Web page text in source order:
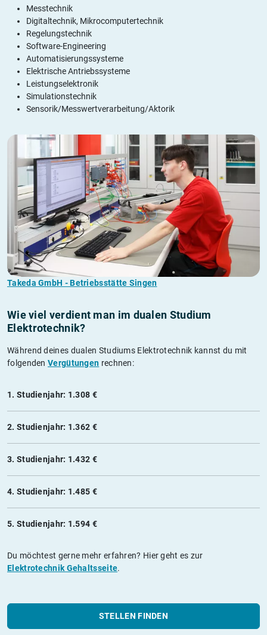
Messtechnik
Digitaltechnik, Mikrocomputertechnik
Regelungstechnik
Software-Engineering
Automatisierungssysteme
Elektrische Antriebssysteme
Leistungselektronik
Simulationstechnik
Sensorik/Messwertverarbeitung/Aktorik
Takeda GmbH - Betriebsstätte Singen
Wie viel verdient man im dualen Studium
Elektrotechnik?
Während deines dualen Studiums Elektrotechnik kannst du mit
folgenden Vergütungen rechnen:
1. Studienjahr: 1.308 €
2. Studienjahr: 1.362 €
3. Studienjahr: 1.432 €
4. Studienjahr: 1.485 €
5. Studienjahr: 1.594 €
Du möchtest gerne mehr erfahren? Hier geht es zur
Elektrotechnik Gehaltsseite.
STELLEN FINDEN